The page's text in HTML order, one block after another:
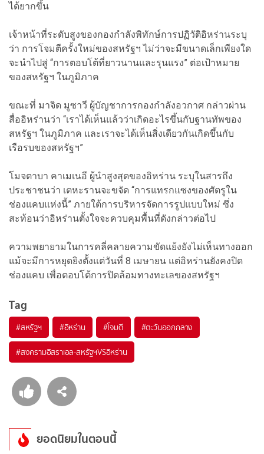
ได้ยากขึ้น
เจ้าหน้าที่ระดับสูงของกองกำลังพิทักษ์การปฏิวัติอิหร่านระบุ
ว่า การโจมตีครั้งใหม่ของสหรัฐฯ ไม่ว่าจะมีขนาดเล็กเพียงใด
จะนำไปสู่ “การตอบโต้ที่ยาวนานและรุนแรง” ต่อเป้าหมาย
ของสหรัฐฯ ในภูมิภาค
ขณะที่ มาจิด มูซาวี ผู้บัญชาการกองกำลังอวกาศ กล่าวผ่าน
สื่ออิหร่านว่า “เราได้เห็นแล้วว่าเกิดอะไรขึ้นกับฐานทัพของ
สหรัฐฯ ในภูมิภาค และเราจะได้เห็นสิ่งเดียวกันเกิดขึ้นกับ
เรือรบของสหรัฐฯ”
โมจตาบา คาเมเนอี ผู้นำสูงสุดของอิหร่าน ระบุในสารถึง
ประชาชนว่า เตหะรานจะขจัด “การแทรกแซงของศัตรูใน
ช่องแคบแห่งนี้” ภายใต้การบริหารจัดการรูปแบบใหม่ ซึ่ง
สะท้อนว่าอิหร่านตั้งใจจะควบคุมพื้นที่ดังกล่าวต่อไป
ความพยายามในการคลี่คลายความขัดแย้งยังไม่เห็นทางออก
แม้จะมีการหยุดยิงตั้งแต่วันที่ 8 เมษายน แต่อิหร่านยังคงปิด
ช่องแคบ เพื่อตอบโต้การปิดล้อมทางทะเลของสหรัฐฯ
Tag
#สหรัฐฯ #อิหร่าน #โจมตี #ตะวันออกกลาง
#สงครามอิสราเอล-สหรัฐฯVSอิหร่าน
ยอดนิยมในตอนนี้